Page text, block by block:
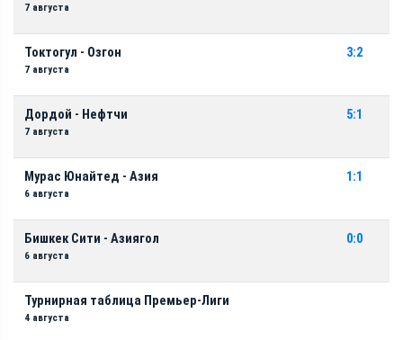
7 августа
Токтогул - Озгон
7 августа
3:2
Дордой - Нефтчи
7 августа
5:1
Мурас Юнайтед - Азия
6 августа
1:1
Бишкек Сити - Азиягол
6 августа
0:0
Турнирная таблица Премьер-Лиги
4 августа